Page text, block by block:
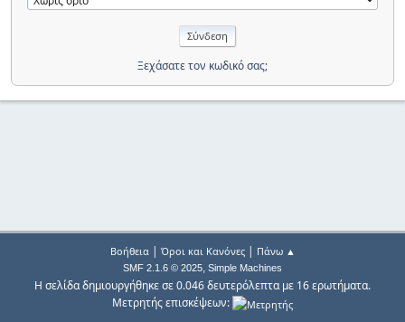
Ξεχάσατε τον κωδικό σας;
Βοήθεια| Όροι και Κανόνες| Πάνω ▲
SMF 2.1.6 © 2025, Simple Machines
Η σελίδα δημιουργήθηκε σε 0.046 δευτερόλεπτα με 16 ερωτήματα.
Μετρητής επισκέψεων: